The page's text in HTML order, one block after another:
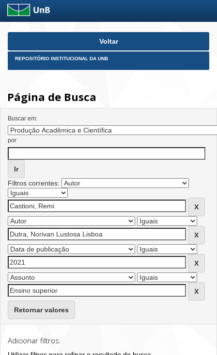
Skip
Voltar
REPOSITÓRIO INSTITUCIONAL DA UNB
Página de Busca
Buscar em:
por
Filtros correntes:
Retornar valores
Adicionar filtros: